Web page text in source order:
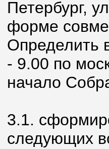
Петербург,
форме
Определить
- 9.00 по
начало
3.1.
следующих